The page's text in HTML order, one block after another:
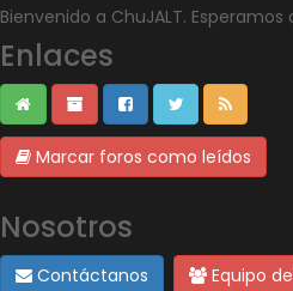
Bienvenido a ChuJALT.
Enlaces
Marcar foros como leídos
Nosotros
Contáctanos Equipo